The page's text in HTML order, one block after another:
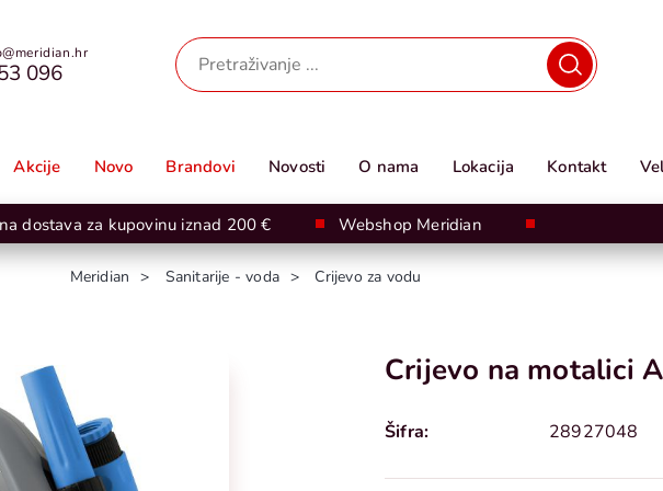
096
Akcije Novo Brandovi Novosti O nama Lokacija Kontakt
dostava za kupovinu iznad 200 € Webshop Meridian
Meridian Sanitarije - voda Crijevo za vodu
Crijevo na motalici
Šifra: 28927048